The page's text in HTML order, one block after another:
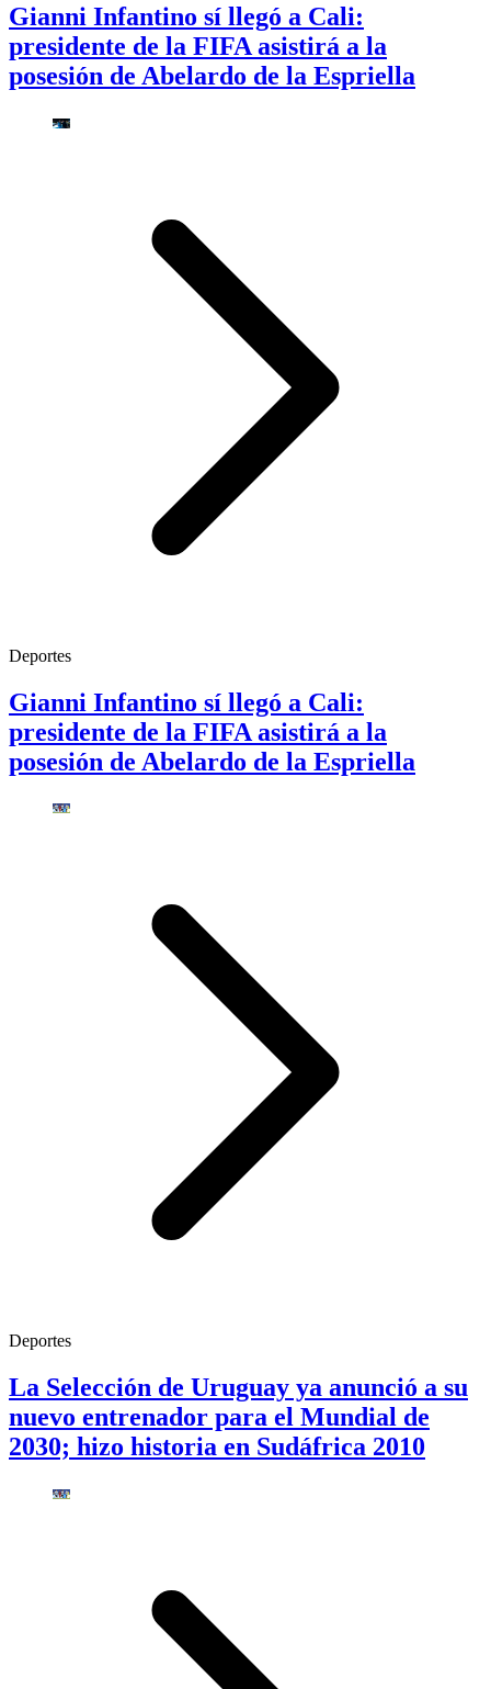
Gianni Infantino sí llegó a Cali:
presidente de la FIFA asistirá a la
posesión de Abelardo de la Espriella
Deportes
Gianni Infantino sí llegó a Cali:
presidente de la FIFA asistirá a la
posesión de Abelardo de la Espriella
Deportes
La Selección de Uruguay ya anunció a su
nuevo entrenador para el Mundial de
2030; hizo historia en Sudáfrica 2010